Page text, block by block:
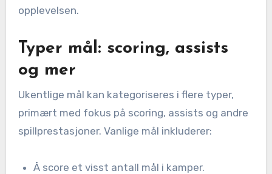
opplevelsen.
Typer mål: scoring, assists
og mer
Ukentlige mål kan kategoriseres i flere typer,
primært med fokus på scoring, assists og andre
spillprestasjoner. Vanlige mål inkluderer:
Å score et visst antall mål i kamper.